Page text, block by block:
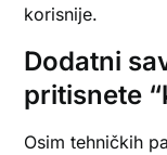
korisnije.
Dodatni
pritisnete
Osim tehničkih